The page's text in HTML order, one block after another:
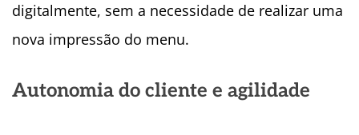
digitalmente, sem a necessidade de realizar uma
nova impressão do menu.
Autonomia do cliente e agilidade